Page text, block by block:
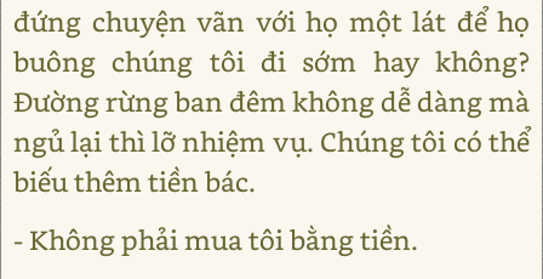
đứng chuyện vãn với họ một lát để họ
buông chúng tôi đi sớm hay không?
Đường rừng ban đêm không dễ dàng mà
ngủ lại thì lỡ nhiệm vụ. Chúng tôi có thể
biếu thêm tiền bác.
- Không phải mua tôi bằng tiền.